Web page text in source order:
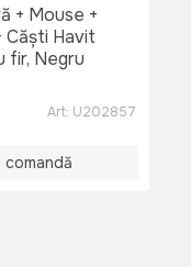
+ Mouse +
Căști Havit
fir, Negru
Art: U202857
comandă